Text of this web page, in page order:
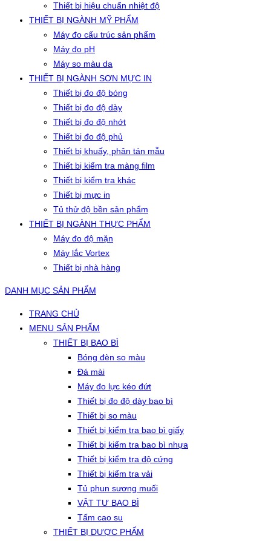
Thiết bị hiệu chuẩn nhiệt độ
THIẾT BỊ NGÀNH MỸ PHẨM
Máy đo cấu trúc sản phẩm
Máy đo pH
Máy so màu da
THIẾT BỊ NGÀNH SƠN MỰC IN
Thiết bị đo độ bóng
Thiết bị đo độ dày
Thiết bị đo độ nhớt
Thiết bị đo độ phủ
Thiết bị khuấy, phân tán mẫu
Thiết bị kiểm tra màng film
Thiết bị kiểm tra khác
Thiết bị mực in
Tủ thử độ bền sản phẩm
THIẾT BỊ NGÀNH THỰC PHẨM
Máy đo độ mặn
Máy lắc Vortex
Thiết bị nhà hàng
DANH MỤC SẢN PHẨM
TRANG CHỦ
MENU SẢN PHẨM
THIẾT BỊ BAO BÌ
Bóng đèn so màu
Đá mài
Máy đo lực kéo đứt
Thiết bị đo độ dày bao bì
Thiết bị so màu
Thiết bị kiểm tra bao bì giấy
Thiết bị kiểm tra bao bì nhựa
Thiết bị kiểm tra độ cứng
Thiết bị kiểm tra vải
Tủ phun sương muối
VẬT TƯ BAO BÌ
Tấm cao su
THIẾT BỊ DƯỢC PHẨM